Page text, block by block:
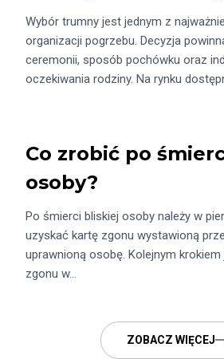
Wybór trumny jest jednym z
organizacji pogrzebu. Decyzja
ceremonii, sposób pochówku oraz
oczekiwania rodziny. Na rynku
Co zrobić po
osoby?
Po śmierci bliskiej osoby należy w
uzyskać kartę zgonu wystawioną
uprawnioną osobę. Kolejnym krokiem
zgonu w…
ZOBACZ WIĘCEJ